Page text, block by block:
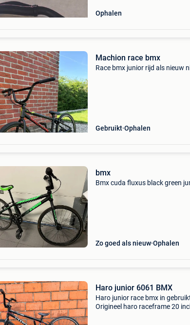
Ophalen
Machion race bmx
Race bmx junior rijd als nieuw
Gebruikt Ophalen
bmx
Bmx cuda fluxus black green
Zo goed als nieuw Ophalen
Haro junior 6061 BMX
Haro junior race bmx in
Origineel haro raceframe 20